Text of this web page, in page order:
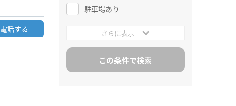
電話する
駐車場あり
さらに表示